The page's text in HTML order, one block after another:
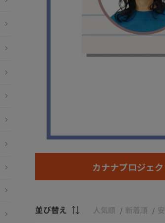
カナナプロジェ
並び替え 人気順 新着順